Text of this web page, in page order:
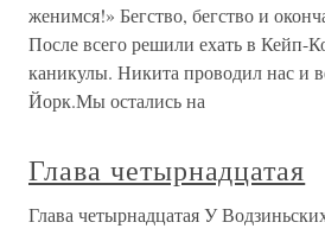
женимся!» Бегство, бегство и
После всего решили ехать в Кейп-
каникулы. Никита проводил нас и
Йорк.Мы остались на
Глава четырнадцатая
Глава четырнадцатая У